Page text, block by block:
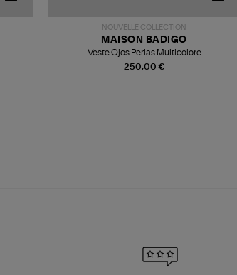
NOUVELLE COLLECTION
250,00 €
MAISON BADIGO
Veste Ojos Perlas Multicolore